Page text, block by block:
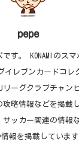
pepe
す。 KONAMIのスマ
イレブンカードコレ
ーグクラブチャン
略情報などを掲載
ッカー関連の情報
報を掲載しています